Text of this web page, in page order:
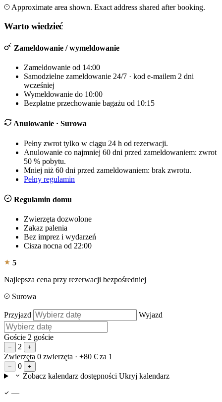
+
−
Approximate area shown. Exact address shared after booking.
Warto wiedzieć
Zameldowanie / wymeldowanie
Zameldowanie od 14:00
Samodzielne zameldowanie 24/7 · kod e-mailem 2 dni
wcześniej
Wymeldowanie do 10:00
Bezpłatne przechowanie bagażu od 10:15
Anulowanie · Surowa
Pełny zwrot tylko w ciągu 24 h od rezerwacji.
Anulowanie co najmniej 60 dni przed zameldowaniem: zwrot
50 % pobytu.
Mniej niż 60 dni przed zameldowaniem: brak zwrotu.
Pełny regulamin
Regulamin domu
Zwierzęta dozwolone
Zakaz palenia
Bez imprez i wydarzeń
Cisza nocna od 22:00
5
Najlepsza cena przy rezerwacji bezpośredniej
Surowa
Przyjazd Wyjazd
Goście 2 goście
− 2 +
Zwierzęta 0 zwierzęta · +80 € za 1
− 0 +
Zobacz kalendarz dostępności Ukryj kalendarz
—